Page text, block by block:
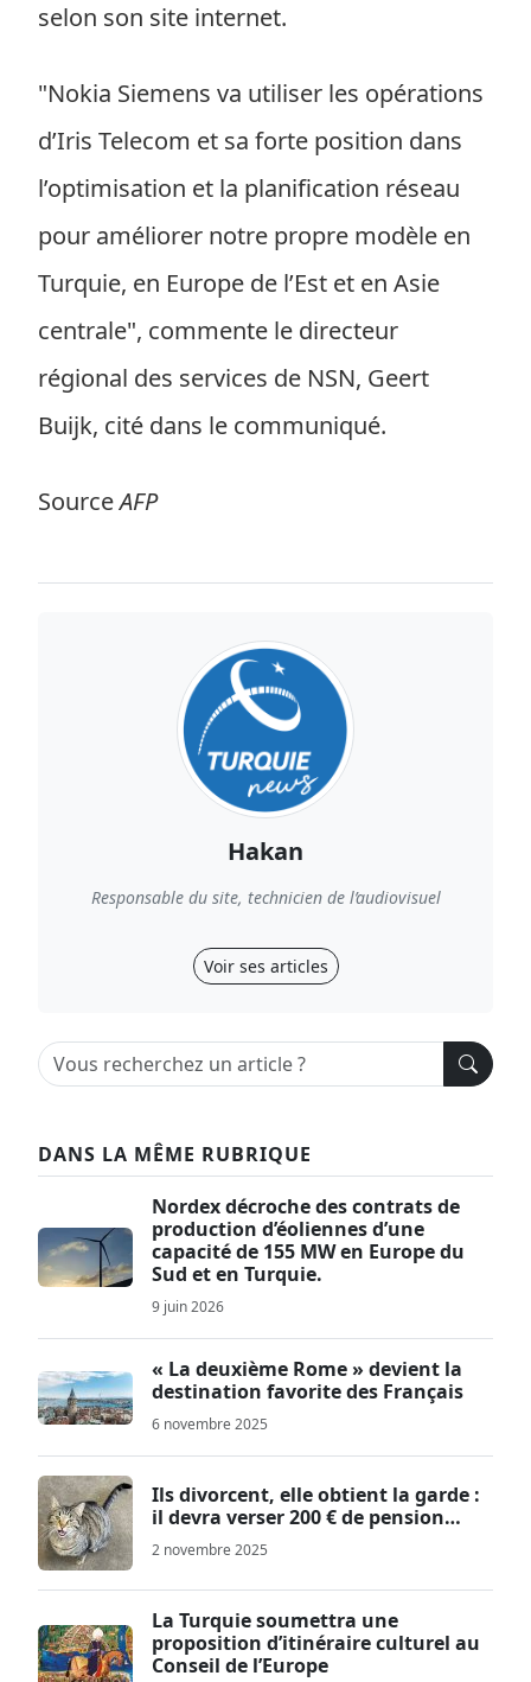
selon son site internet.
"Nokia Siemens va utiliser les opérations
d’Iris Telecom et sa forte position dans
l’optimisation et la planification réseau
pour améliorer notre propre modèle en
Turquie, en Europe de l’Est et en Asie
centrale", commente le directeur
régional des services de NSN, Geert
Buijk, cité dans le communiqué.
SourceAFP
Hakan
Responsable du site, technicien de l’audiovisuel
Voir ses articles
DANS LA MÊME RUBRIQUE
Nordex décroche des contrats de
production d’éoliennes d’une
capacité de 155 MW en Europe du
Sud et en Turquie.
9 juin 2026
« La deuxième Rome » devient la
destination favorite des Français
6 novembre 2025
Ils divorcent, elle obtient la garde :
il devra verser 200 € de pension…
2 novembre 2025
La Turquie soumettra une
proposition d’itinéraire culturel au
Conseil de l’Europe